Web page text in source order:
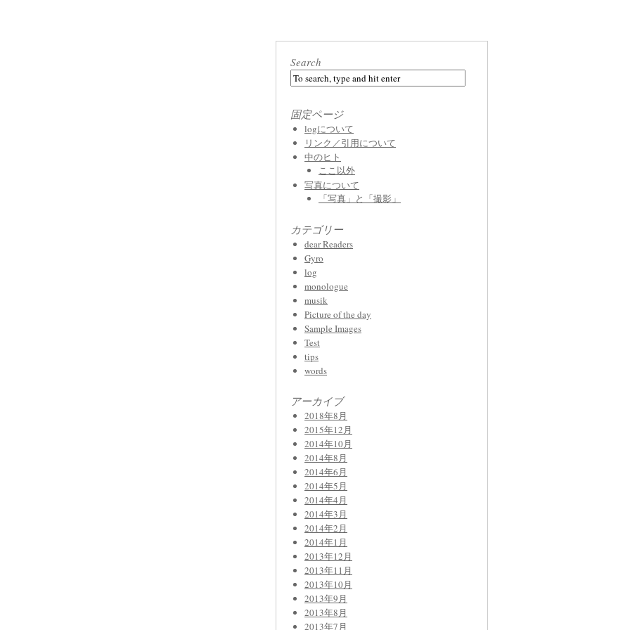
Search
固定ページ
logについて
リンク／引用について
中のヒト
ここ以外
写真について
「写真」と「撮影」
カテゴリー
dear Readers
Gyro
log
monologue
musik
Picture of the day
Sample Images
Test
tips
words
アーカイブ
2018年8月
2015年12月
2014年10月
2014年8月
2014年6月
2014年5月
2014年4月
2014年3月
2014年2月
2014年1月
2013年12月
2013年11月
2013年10月
2013年9月
2013年8月
2013年7月